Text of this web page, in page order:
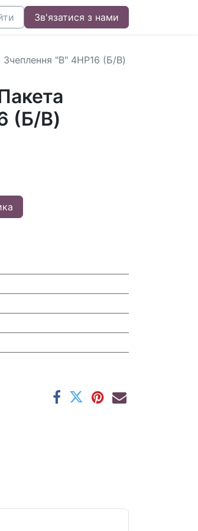
Зв'язатися з нами
"B" 4HP16 (Б/В)
(Б/В)